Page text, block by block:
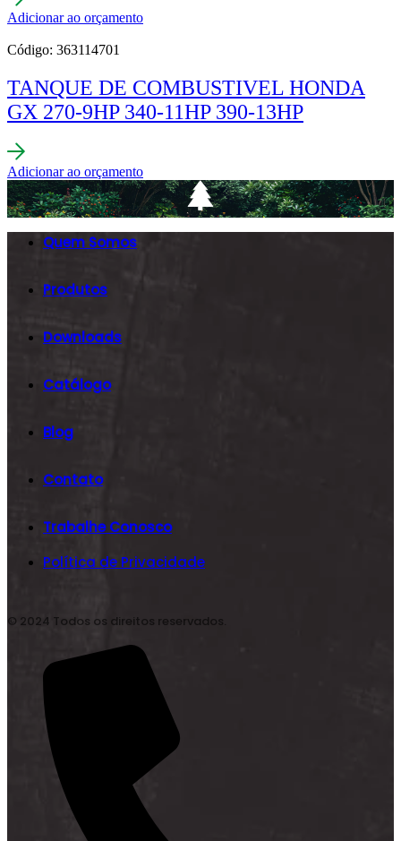
Adicionar ao orçamento
Código: 363114701
TANQUE DE COMBUSTIVEL HONDA
GX 270-9HP 340-11HP 390-13HP
Adicionar ao orçamento
Quem Somos
Produtos
Downloads
Catálogo
Blog
Contato
Trabalhe Conosco
Política de Privacidade
© 2024 Todos os direitos reservados.